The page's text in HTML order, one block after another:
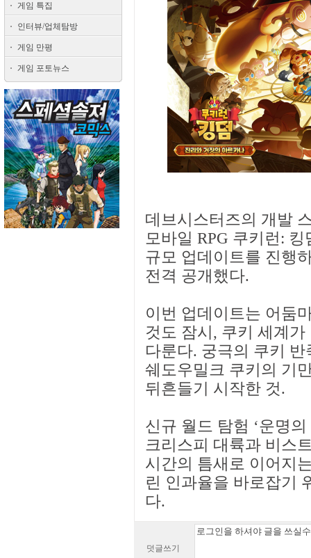
게임 특집
인터뷰/업체탐방
게임 만평
게임 포토뉴스
데브시스터즈의 개발
모바일 RPG 쿠키런:
규모 업데이트를 진행
전격 공개했다.
이번 업데이트는 어둠
것도 잠시, 쿠키 세계
다룬다. 궁극의 쿠키
쉐도우밀크 쿠키의 기
뒤흔들기 시작한 것.
신규 월드 탐험 ‘운명
크리스피 대륙과 비스
시간의 틈새로 이어지
린 인과율을 바로잡기
다.
덧글쓰기